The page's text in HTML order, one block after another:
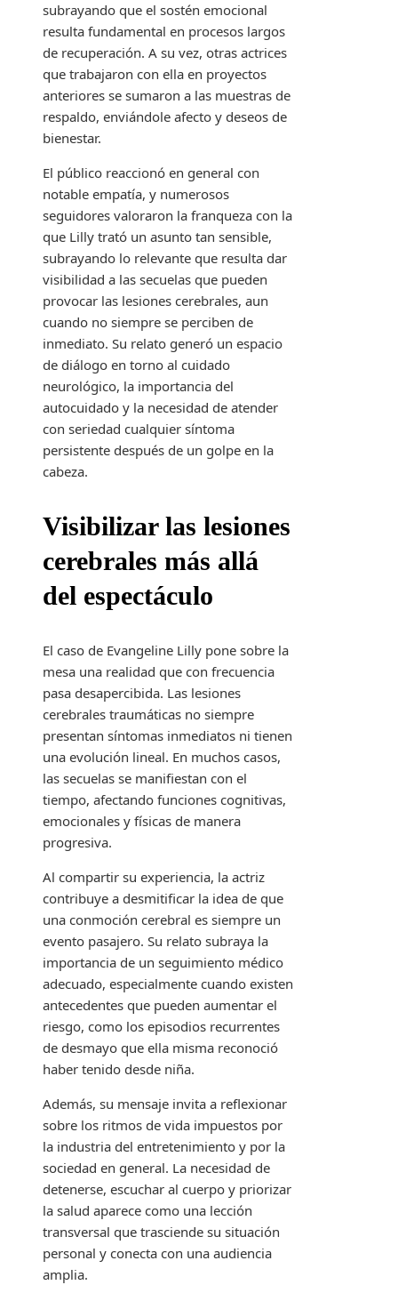
subrayando que el sostén emocional
resulta fundamental en procesos largos
de recuperación. A su vez, otras actrices
que trabajaron con ella en proyectos
anteriores se sumaron a las muestras de
respaldo, enviándole afecto y deseos de
bienestar.
El público reaccionó en general con
notable empatía, y numerosos
seguidores valoraron la franqueza con la
que Lilly trató un asunto tan sensible,
subrayando lo relevante que resulta dar
visibilidad a las secuelas que pueden
provocar las lesiones cerebrales, aun
cuando no siempre se perciben de
inmediato. Su relato generó un espacio
de diálogo en torno al cuidado
neurológico, la importancia del
autocuidado y la necesidad de atender
con seriedad cualquier síntoma
persistente después de un golpe en la
cabeza.
Visibilizar las lesiones
cerebrales más allá
del espectáculo
El caso de Evangeline Lilly pone sobre la
mesa una realidad que con frecuencia
pasa desapercibida. Las lesiones
cerebrales traumáticas no siempre
presentan síntomas inmediatos ni tienen
una evolución lineal. En muchos casos,
las secuelas se manifiestan con el
tiempo, afectando funciones cognitivas,
emocionales y físicas de manera
progresiva.
Al compartir su experiencia, la actriz
contribuye a desmitificar la idea de que
una conmoción cerebral es siempre un
evento pasajero. Su relato subraya la
importancia de un seguimiento médico
adecuado, especialmente cuando existen
antecedentes que pueden aumentar el
riesgo, como los episodios recurrentes
de desmayo que ella misma reconoció
haber tenido desde niña.
Además, su mensaje invita a reflexionar
sobre los ritmos de vida impuestos por
la industria del entretenimiento y por la
sociedad en general. La necesidad de
detenerse, escuchar al cuerpo y priorizar
la salud aparece como una lección
transversal que trasciende su situación
personal y conecta con una audiencia
amplia.